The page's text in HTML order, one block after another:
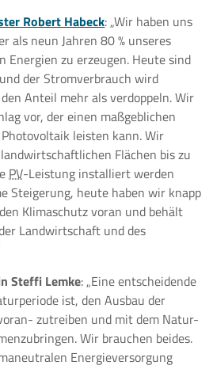
Robert Habeck: „Wir haben uns
als neun Jahren 80 % unseres
Energien zu erzeugen. Heute sind
der Stromverbrauch wird
Anteil mehr als verdoppeln. Wir
vor, der einen maßgeblichen
leisten kann. Wir
Flächen bis zu
PV-Leistung installiert werden
Steigerung, heute haben wir knapp
Klimaschutz voran und behält
Landwirtschaft und des
Steffi Lemke: „Eine entscheidende
ist, den Ausbau der
zutreiben und mit dem Natur-
Wir brauchen beides.
Energieversorgung